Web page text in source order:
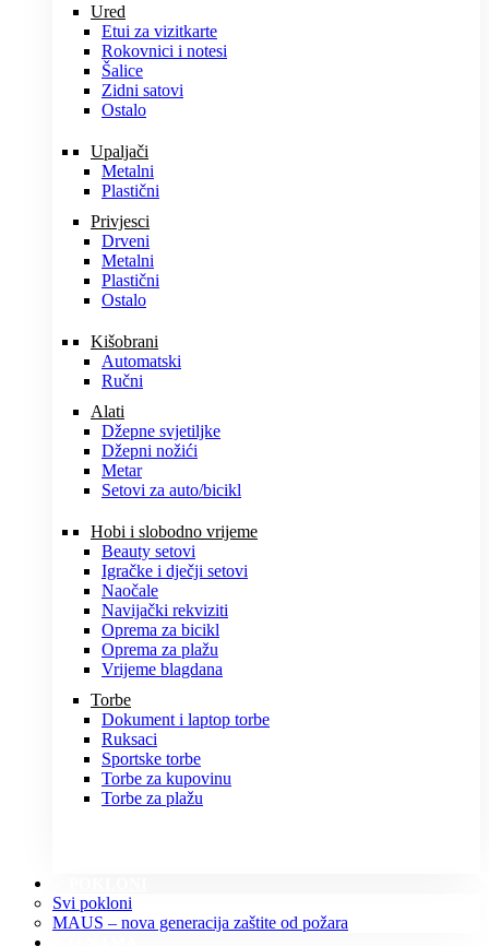
Ured
Etui za vizitkarte
Rokovnici i notesi
Šalice
Zidni satovi
Ostalo
Upaljači
Metalni
Plastični
Privjesci
Drveni
Metalni
Plastični
Ostalo
Kišobrani
Automatski
Ručni
Alati
Džepne svjetiljke
Džepni nožići
Metar
Setovi za auto/bicikl
Hobi i slobodno vrijeme
Beauty setovi
Igračke i dječji setovi
Naočale
Navijački rekviziti
Oprema za bicikl
Oprema za plažu
Vrijeme blagdana
Torbe
Dokument i laptop torbe
Ruksaci
Sportske torbe
Torbe za kupovinu
Torbe za plažu
Svi pokloni
MAUS – nova generacija zaštite od požara